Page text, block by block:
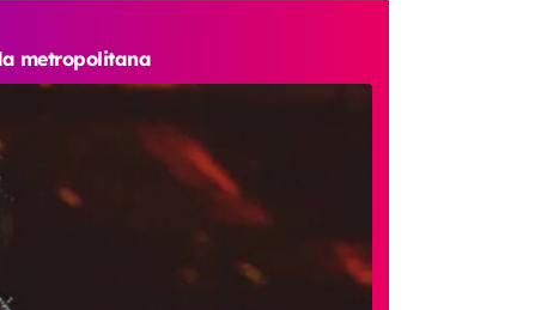
metropolitana